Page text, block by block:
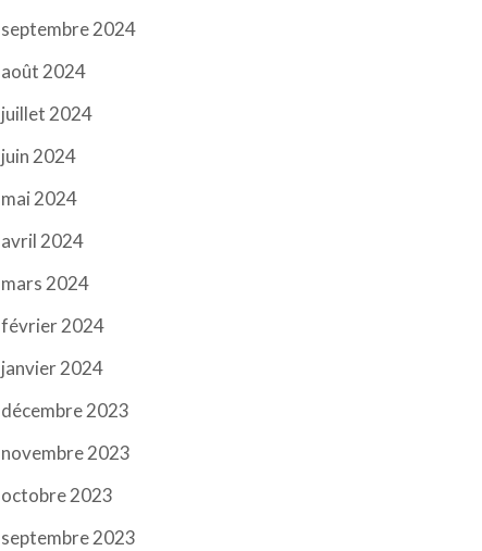
septembre 2024
août 2024
juillet 2024
juin 2024
mai 2024
avril 2024
mars 2024
février 2024
janvier 2024
décembre 2023
novembre 2023
octobre 2023
septembre 2023